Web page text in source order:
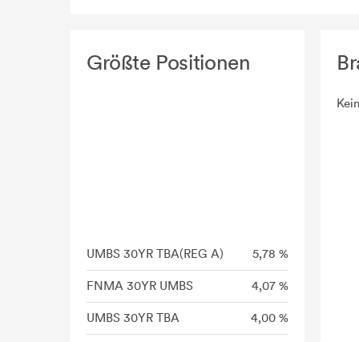
Größte Positionen
UMBS 30YR TBA(REG A) 5,78 %
FNMA 30YR UMBS 4,07 %
UMBS 30YR TBA 4,00 %